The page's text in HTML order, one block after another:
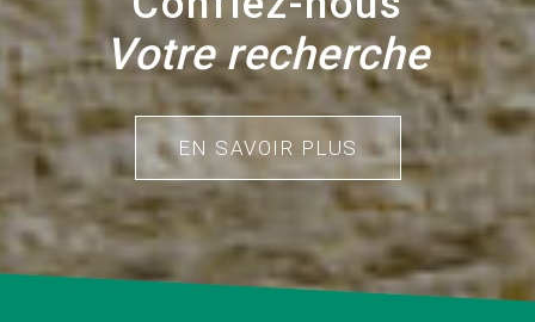
Votre recherche
EN SAVOIR PLUS